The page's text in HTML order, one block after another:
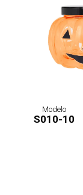
Modelo
S010-10